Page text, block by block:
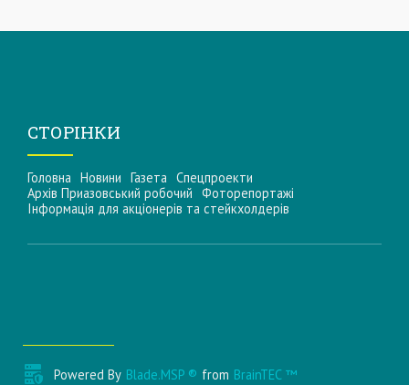
СТОРІНКИ
Головна Новини Газета Спецпроекти
Архів Приазовський робочий Фоторепортажі
Інформацiя для акцiонерiв та стейкхолдерiв
Powered By Blade.MSP ® from BrainTEC ™